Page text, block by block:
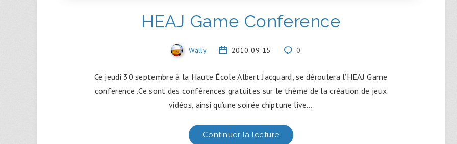
HEAJ Game Conference
Wally 2010-09-15 0
Ce jeudi 30 septembre à la Haute École Albert Jacquard, se déroulera l’HEAJ Game
conference .Ce sont des conférences gratuites sur le thème de la création de jeux
vidéos, ainsi qu’une soirée chiptune live…
Continuer la lecture